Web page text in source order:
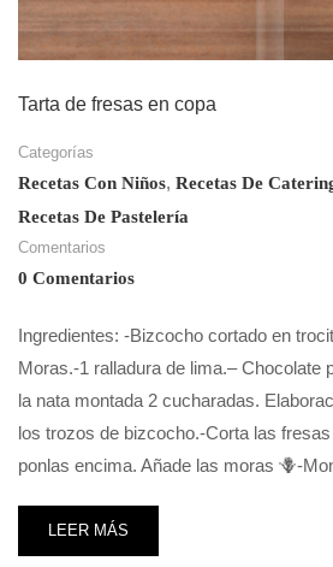
Tarta de fresas en copa
Categorías
Recetas Con Niños, Recetas De
Recetas De Pastelería
Comentarios
0 Comentarios
Ingredientes: -Bizcocho cortado en
Moras.-1 ralladura de lima.– Chocolate
la nata montada 2 cucharadas.
los trozos de bizcocho.-Corta las
ponlas encima. Añade las moras 🪻-
LEER MÁS